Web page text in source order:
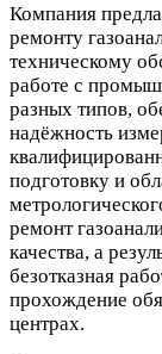
Компания
ремонту
техническому
работе с
разных типов,
надёжность
подготовку и
ремонт
качества, а
безотказная
прохождение
центрах.